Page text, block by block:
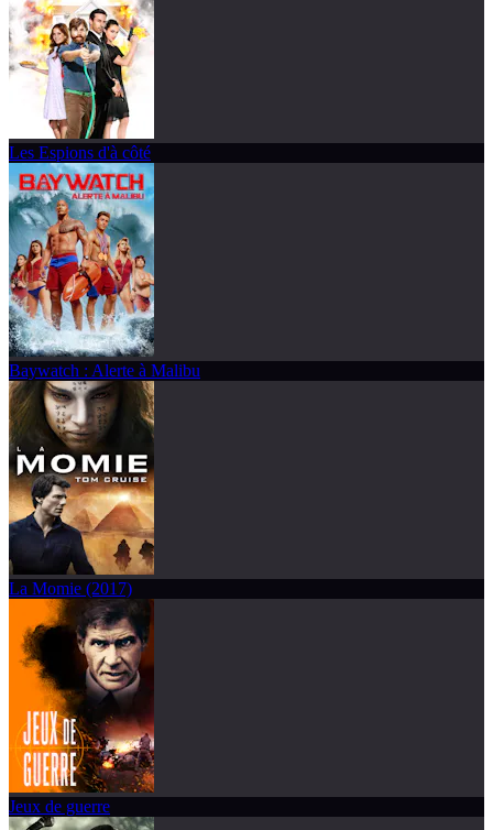
Les Espions d'à côté
Baywatch : Alerte à Malibu
La Momie (2017)
Jeux de guerre